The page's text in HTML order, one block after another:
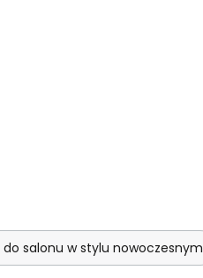
salonu w stylu nowoczesnym